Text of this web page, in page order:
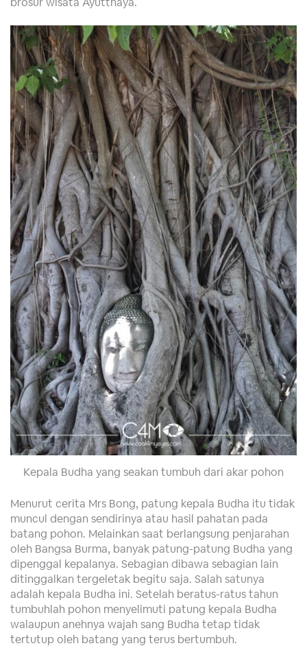
Kepala Budha yang seakan tumbuh dari akar pohon
Menurut cerita Mrs Bong, patung kepala Budha itu tidak
muncul dengan sendirinya atau hasil pahatan pada
batang pohon. Melainkan saat berlangsung penjarahan
oleh Bangsa Burma, banyak patung-patung Budha yang
dipenggal kepalanya. Sebagian dibawa sebagian lain
ditinggalkan tergeletak begitu saja. Salah satunya
adalah kepala Budha ini. Setelah beratus-ratus tahun
tumbuhlah pohon menyelimuti patung kepala Budha
walaupun anehnya wajah sang Budha tetap tidak
tertutup oleh batang yang terus bertumbuh.